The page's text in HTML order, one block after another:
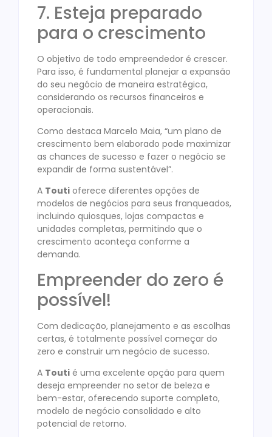
7. Esteja preparado
para o crescimento
O objetivo de todo empreendedor é crescer.
Para isso, é fundamental planejar a expansão
do seu negócio de maneira estratégica,
considerando os recursos financeiros e
operacionais.
Como destaca Marcelo Maia, “um plano de
crescimento bem elaborado pode maximizar
as chances de sucesso e fazer o negócio se
expandir de forma sustentável”.
A Touti oferece diferentes opções de
modelos de negócios para seus franqueados,
incluindo quiosques, lojas compactas e
unidades completas, permitindo que o
crescimento aconteça conforme a
demanda.
Empreender do zero é
possível!
Com dedicação, planejamento e as escolhas
certas, é totalmente possível começar do
zero e construir um negócio de sucesso.
A Touti é uma excelente opção para quem
deseja empreender no setor de beleza e
bem-estar, oferecendo suporte completo,
modelo de negócio consolidado e alto
potencial de retorno.